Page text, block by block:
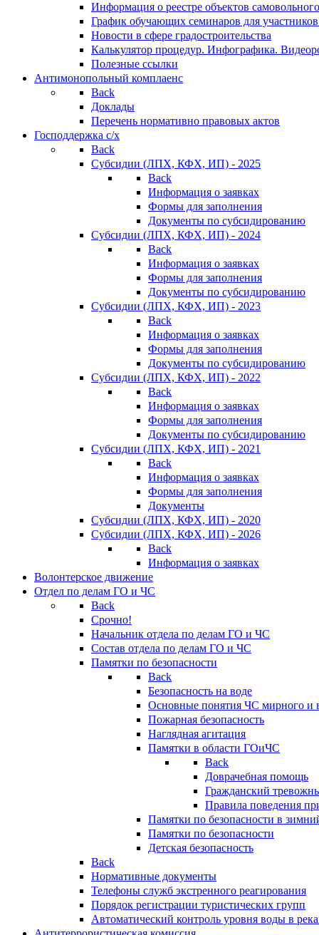
Информация о реестре объектов
График обучающих семинаров для участников
Новости в сфере градостроительства
Калькулятор процедур. Инфографика.
Полезные ссылки
Антимонопольный комплаенс
Back
Доклады
Перечень нормативно правовых актов
Господдержка с/х
Back
Субсидии (ЛПХ, КФХ, ИП) - 2025
Back
Информация о заявках
Формы для заполнения
Документы по субсидированию
Субсидии (ЛПХ, КФХ, ИП) - 2024
Back
Информация о заявках
Формы для заполнения
Документы по субсидированию
Субсидии (ЛПХ, КФХ, ИП) - 2023
Back
Информация о заявках
Формы для заполнения
Документы по субсидированию
Субсидии (ЛПХ, КФХ, ИП) - 2022
Back
Информация о заявках
Формы для заполнения
Документы по субсидированию
Субсидии (ЛПХ, КФХ, ИП) - 2021
Back
Информация о заявках
Формы для заполнения
Документы
Субсидии (ЛПХ, КФХ, ИП) - 2020
Субсидии (ЛПХ, КФХ, ИП) - 2026
Back
Информация о заявках
Волонтерское движение
Отдел по делам ГО и ЧС
Back
Срочно!
Начальник отдела по делам ГО и ЧС
Состав отдела по делам ГО и ЧС
Памятки по безопасности
Back
Безопасность на воде
Основные понятия ЧС мирного и
Пожарная безопасность
Наглядная агитация
Памятки в области ГОиЧС
Back
Доврачебная помощь
Гражданский
Правила поведения
Памятки по безопасности в
Памятки по безопасности
Детская безопасность
Back
Нормативные документы
Телефоны служб экстренного реагирования
Порядок регистрации туристических групп
Автоматический контроль уровня воды в